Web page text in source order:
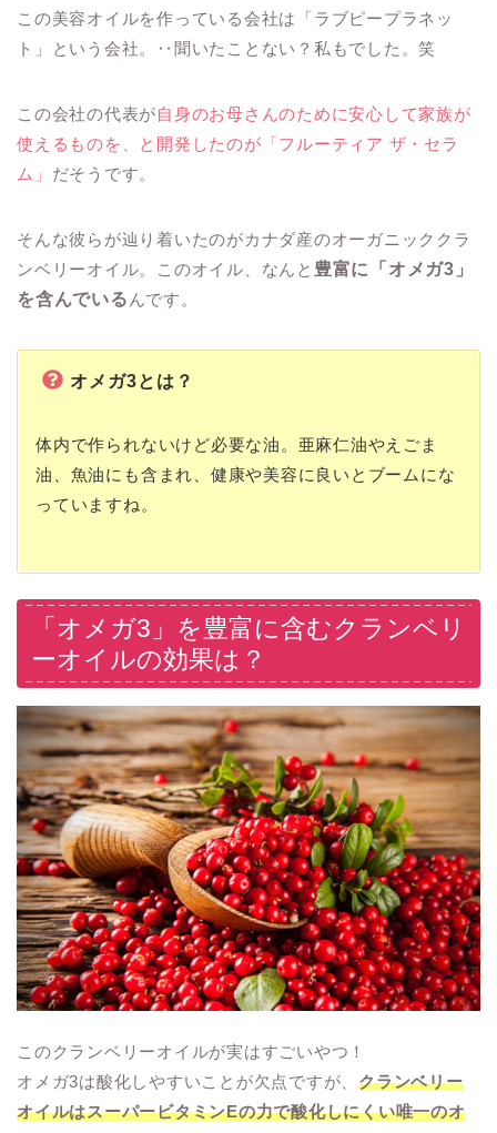
この美容オイルを作っている会社は「ラブピープラネッ
ト」という会社。‥聞いたことない？私もでした。笑
この会社の代表が自身のお母さんのために安心して家族が
使えるものを、と開発したのが「フルーティア ザ・セラ
ム」 だそうです。
そんな彼らが辿り着いたのがカナダ産のオーガニッククラ
ンベリーオイル。このオイル、なんと 豊富に「オメガ3」
を含んでいる んです。
オメガ3とは？
体内で作られないけど必要な油。亜麻仁油やえごま
油、魚油にも含まれ、健康や美容に良いとブームにな
っていますね。
「オメガ3」を豊富に含むクランベリ
ーオイルの効果は？
このクランベリーオイルが実はすごいやつ！
オメガ3は酸化しやすいことが欠点ですが、クランベリー
オイルはスーパービタミンEの力で酸化しにくい唯一のオ